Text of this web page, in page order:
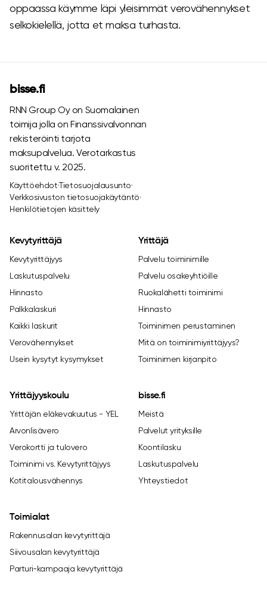
oppaassa käymme läpi yleisimmät verovähennykset
selkokielellä, jotta et maksa turhasta.
bisse.fi
RNN Group Oy on Suomalainen
toimija jolla on Finanssivalvonnan
rekisteröinti tarjota
maksupalvelua. Verotarkastus
suoritettu v. 2025.
Käyttöehdot·Tietosuojalausunto·
Verkkosivuston tietosuojakäytäntö·
Henkilötietojen käsittely
Kevytyrittäjä
Kevytyrittäjyys
Laskutuspalvelu
Hinnasto
Palkkalaskuri
Kaikki laskurit
Verovähennykset
Usein kysytyt kysymykset
Yrittäjä
Palvelu toiminimille
Palvelu osakeyhtiöille
Ruokalähetti toiminimi
Hinnasto
Toiminimen perustaminen
Mitä on toiminimiyrittäjyys?
Toiminimen kirjanpito
Yrittäjyyskoulu
Yrittäjän eläkevakuutus - YEL
Arvonlisävero
Verokortti ja tulovero
Toiminimi vs. Kevytyrittäjyys
Kotitalousvähennys
bisse.fi
Meistä
Palvelut yrityksille
Koontilasku
Laskutuspalvelu
Yhteystiedot
Toimialat
Rakennusalan kevytyrittäjä
Siivousalan kevytyrittäjä
Parturi-kampaaja kevytyrittäjä